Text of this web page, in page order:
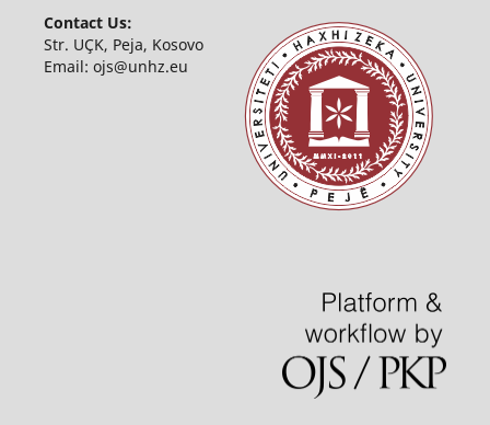
Contact Us:
Str. UÇK, Peja, Kosovo
Email: ojs@unhz.eu